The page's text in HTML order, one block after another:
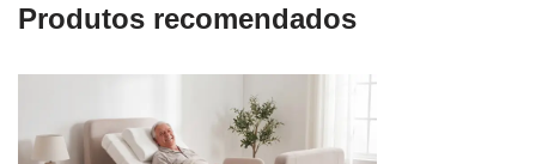
Produtos recomendados